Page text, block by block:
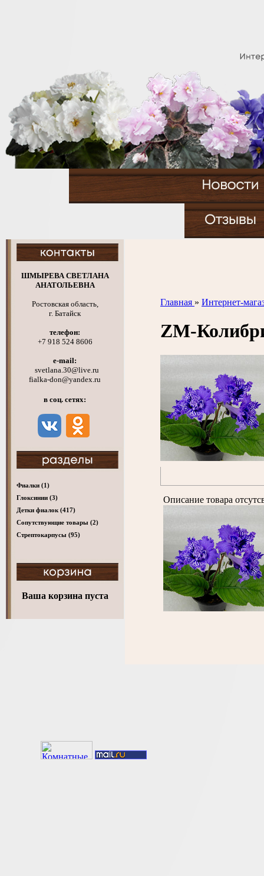
ШМЫРЕВА СВЕТЛАНА
АНАТОЛЬЕВНА
Ростовская область,
г. Батайск
телефон:
+7 918 524 8606
e-mail:
svetlana.30@live.ru
fialka-don@yandex.ru
в соц. сетях:
Фиалки (1)
Глоксинии (3)
Детки фиалок (417)
Cопутствующие товары (2)
Стрептокарпусы (95)
Ваша корзина пуста
Главная » Интернет-
ZM-
Описание товара